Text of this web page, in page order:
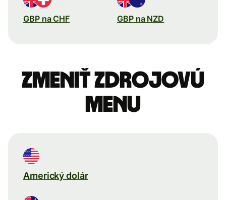
GBP na CHF GBP na NZD
Zmeniť zdrojovú
menu
Americký dolár